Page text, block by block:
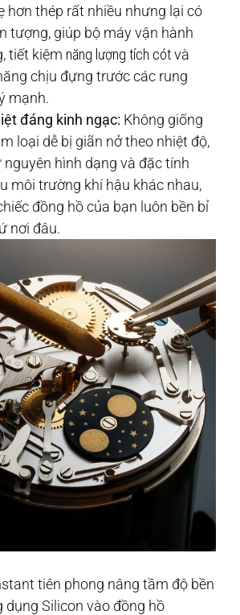
hơn thép rất nhiều nhưng lại có
tượng, giúp bộ máy vận hành
tiết kiệm năng lượng tích cótvà
chịu đựng trước các rung
mạnh.
đáng kinh ngạc: Không giống
loại dễ bị giãn nở theo nhiệt độ,
nguyên hình dạng và đặc tính
môi trường khí hậu khác nhau,
đồng hồ của bạn luôn bền bỉ
nơi đâu.
tiên phong nâng tầm độ bền
dụng Silicon vào đồng hồ